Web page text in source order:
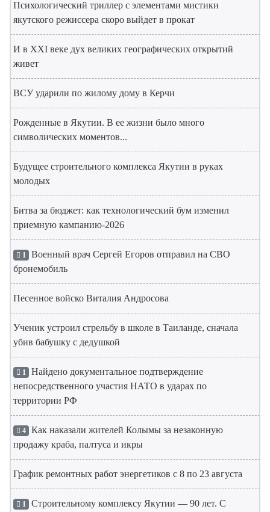
Психологический триллер с элементами мистики
якутского режиссера скоро выйдет в прокат
И в XXI веке дух великих географических открытий
живет
ВСУ ударили по жилому дому в Керчи
Рожденные в Якутии. В ее жизни было много
символических моментов...
Будущее строительного комплекса Якутии в руках
молодых
Битва за бюджет: как технологический бум изменил
приемную кампанию-2026
1 Военный врач Сергей Егоров отправил на СВО
бронемобиль
Песенное войско Виталия Андросова
Ученик устроил стрельбу в школе в Таиланде, сначала
убив бабушку с дедушкой
1 Найдено документальное подтверждение
непосредственного участия НАТО в ударах по
территории РФ
4 Как наказали жителей Колымы за незаконную
продажу краба, палтуса и икры
График ремонтных работ энергетиков с 8 по 23 августа
1 Строительному комплексу Якутии — 90 лет. С